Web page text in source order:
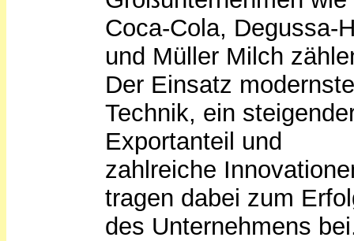
Coca-Cola, Degussa-
und Müller Milch
Der Einsatz
Technik, ein
Exportanteil und
zahlreiche
tragen dabei zum
des Unternehmens